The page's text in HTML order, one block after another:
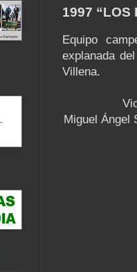
1997 “LOS
Equipo
explanada
Villena.
Miguel Ángel